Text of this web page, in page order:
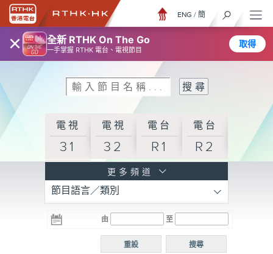
× 全新 RTHK On The Go
一手掌握 RTHK 電台、電視節目
取得
ENG / 簡
電視
31
電視
32
電台
R1
電台
R2
R3
電台 電台
R5
電台
普通
更多頻道
節目語言／類別
由 至
搜尋
重設